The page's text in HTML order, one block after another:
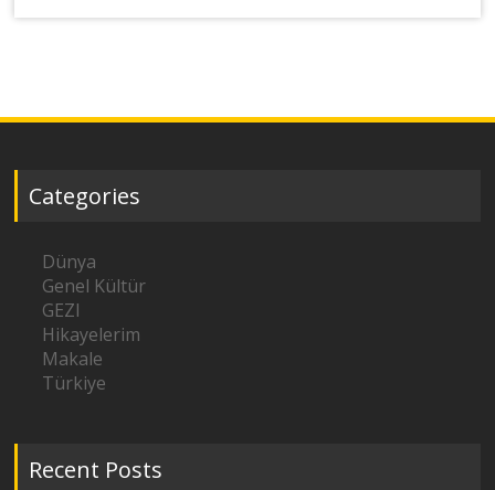
Categories
Dünya
Genel Kültür
GEZI
Hikayelerim
Makale
Türkiye
Recent Posts